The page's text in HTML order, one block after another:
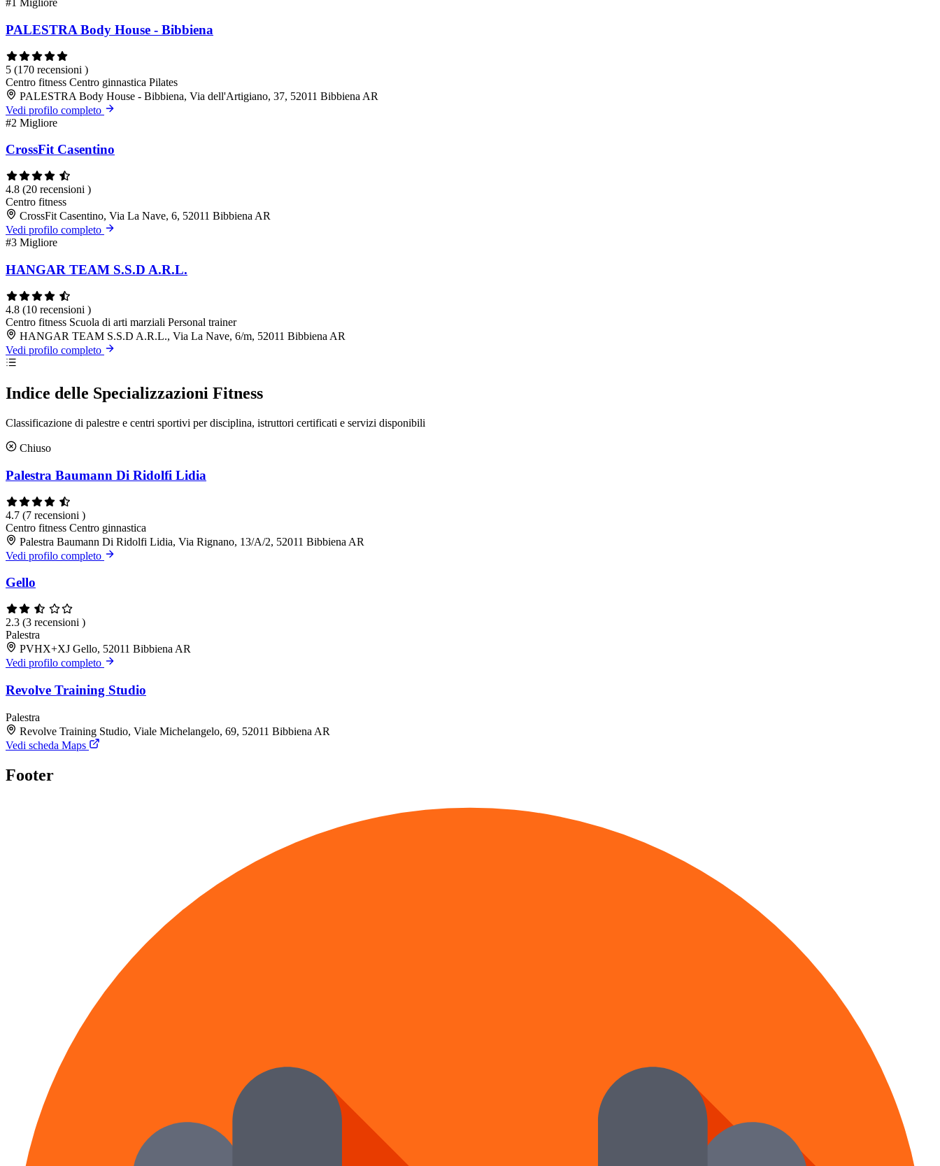
#1 Migliore
PALESTRA Body House - Bibbiena
5 (170 recensioni )
Centro fitness Centro ginnastica Pilates
PALESTRA Body House - Bibbiena, Via dell'Artigiano, 37, 52011 Bibbiena AR
Vedi profilo completo
#2 Migliore
CrossFit Casentino
4.8 (20 recensioni )
Centro fitness
CrossFit Casentino, Via La Nave, 6, 52011 Bibbiena AR
Vedi profilo completo
#3 Migliore
HANGAR TEAM S.S.D A.R.L.
4.8 (10 recensioni )
Centro fitness Scuola di arti marziali Personal trainer
HANGAR TEAM S.S.D A.R.L., Via La Nave, 6/m, 52011 Bibbiena AR
Vedi profilo completo
Indice delle Specializzazioni Fitness
Classificazione di palestre e centri sportivi per disciplina, istruttori certificati e servizi disponibili
Chiuso
Palestra Baumann Di Ridolfi Lidia
4.7 (7 recensioni )
Centro fitness Centro ginnastica
Palestra Baumann Di Ridolfi Lidia, Via Rignano, 13/A/2, 52011 Bibbiena AR
Vedi profilo completo
Gello
2.3 (3 recensioni )
Palestra
PVHX+XJ Gello, 52011 Bibbiena AR
Vedi profilo completo
Revolve Training Studio
Palestra
Revolve Training Studio, Viale Michelangelo, 69, 52011 Bibbiena AR
Vedi scheda Maps
Footer